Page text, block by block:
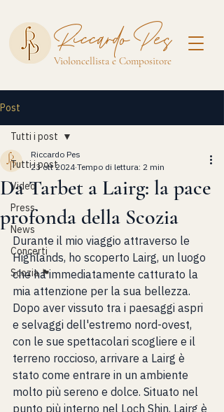
Riccardo Pes
Violoncellista e Compositore
Post
Tutti i post
Video
Press
News
Concerti
Scozia 🏴󠁧󠁢󠁳󠁣󠁴󠁿
Tutti i post
Da Tarbet a Lairg: la pace
profonda della Scozia
Riccardo Pes
23 ott 2024 Tempo di lettura: 2 min
Durante il mio viaggio attraverso le
Highlands, ho scoperto Lairg, un luogo
che ha immediatamente catturato la
mia attenzione per la sua bellezza.
Dopo aver vissuto tra i paesaggi aspri
e selvaggi dell'estremo nord-ovest,
con le sue spettacolari scogliere e il
terreno roccioso, arrivare a Lairg è
stato come entrare in un ambiente
molto più sereno e dolce. Situato nel
punto più interno nel Loch Shin, Lairg è